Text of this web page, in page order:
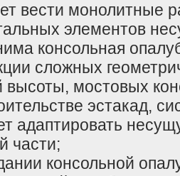
вести монолитные
элементов
консольная
сложных
мостовых
эстакад,
адаптировать
части;
консольной